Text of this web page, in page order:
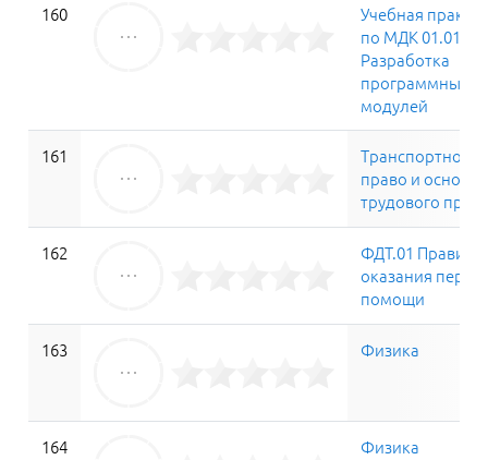
160
Учебная
по МДК 01.01
Разработка
программных
модулей
161
Транспортное
право и основы
трудового права
162
ФДТ.01 Правила
оказания
помощи
163 Физика
164
Физика